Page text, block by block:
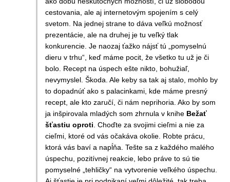
cestovania, ale aj internetovým spojením s celý
svetom. Na jednej strane to dáva veľkú možnosť
prezentácie, ale na druhej je tu veľký tlak
konkurencie. Je naozaj ťažko nájsť tú „pomyselnú
dieru v trhu“, keď máme pocit, že všetko tu už je či
bolo. Recept na úspech ešte nikto, bohužiaľ,
nevymyslel. Škoda. Ale keby sa tak aj stalo, mohlo by
to dopadnúť ako s palacinkami, kde máme presný
recept, ale kto zaručí, či nám neprihoria. Ako by som
ja inšpirovala mladých som zhrnula v knihe Bežať
šťastiu oproti . Choďte za svojimi cieľmi a nie za
cieľmi, ktoré od vás očakáva okolie. Robte prácu,
ktorá vás baví a napĺňa. Tešte sa z každého malého
úspechu, pozitívnej reakcie, lebo práve to sú tie
pomyselné „tehličky“ na vytvorenie veľkého úspechu.